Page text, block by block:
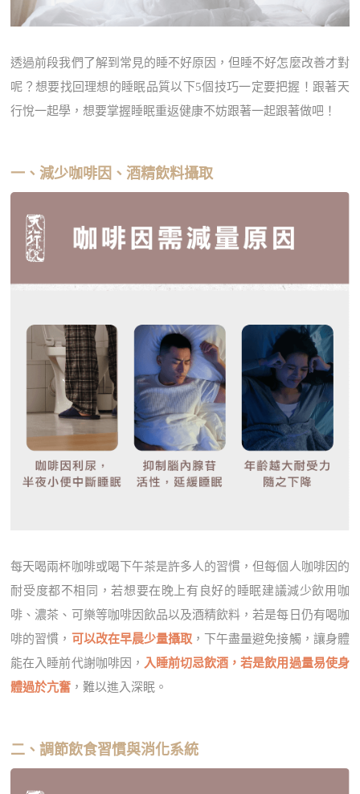
透過前段我們了解到常見的睡不好原因，但睡不好怎麼改善才對
呢？想要找回理想的睡眠品質以下5個技巧一定要把握！跟著天
行悅一起學，想要掌握睡眠重返健康不妨跟著一起跟著做吧！
一、減少咖啡因、酒精飲料攝取
每天喝兩杯咖啡或喝下午茶是許多人的習慣，但每個人咖啡因的
耐受度都不相同，若想要在晚上有良好的睡眠建議減少飲用咖
啡、濃茶、可樂等咖啡因飲品以及酒精飲料，若是每日仍有喝咖
啡的習慣， 可以改在早晨少量攝取 ，下午盡量避免接觸，讓身體
能在入睡前代謝咖啡因， 入睡前切忌飲酒，若是飲用過量易使身
體過於亢奮 ，難以進入深眠。
二、調節飲食習慣與消化系統